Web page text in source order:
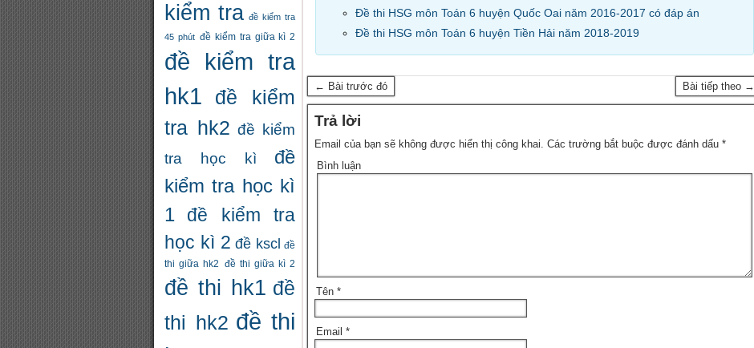
kiểm tra đề kiểm tra
45 phút đề kiểm tra giữa kì 2
đề kiểm tra
hk1
đề kiểm
tra hk2 đề kiểm
tra học kì
đề
kiểm tra học kì
1
đề kiểm tra
học kì 2 đề kscl đề
thi giữa hk2 đề thi giữa kì 2
đề thi hk1 đề
thi hk2 đề thi
Đề thi HSG môn Toán 6 huyện Quốc Oai năm 2016-2017 có đáp án
Đề thi HSG môn Toán 6 huyện Tiền Hải năm 2018-2019
← Bài trước đó Bài tiếp theo →
Trả lời
Email của bạn sẽ không được hiển thị công khai. Các trường bắt buộc được đánh dấu*
Bình luận
Tên*
Email*